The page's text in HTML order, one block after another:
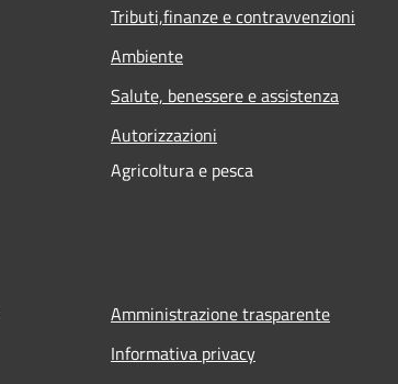
Tributi,finanze e contravvenzioni
Ambiente
Salute, benessere e assistenza
Autorizzazioni
Agricoltura e pesca
Amministrazione trasparente
Informativa privacy